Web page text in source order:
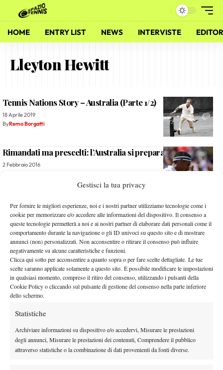
Gestisci la tua privacy
Per fornire le migliori esperienze, noi e i nostri partner utilizziamo tecnologie come i
cookie per memorizzare e/o accedere alle informazioni del dispositivo. Il consenso a
queste tecnologie permetterà a noi e ai nostri partner di elaborare dati personali come il
comportamento durante la navigazione o gli ID univoci su questo sito e di mostrare
annunci (non) personalizzati. Non acconsentire o ritirare il consenso può influire
negativamente su alcune caratteristiche e funzioni.
Clicca qui sotto per acconsentire a quanto sopra o per fare scelte dettagliate. Le tue
scelte saranno applicate solamente a questo sito. È possibile modificare le impostazioni
in qualsiasi momento, compreso il ritiro del consenso, utilizzando i pulsanti della
Cookie Policy o cliccando sul pulsante di gestione del consenso nella parte inferiore
dello schermo.
Statistiche
Archiviare informazioni su dispositivo e/o accedervi, Misurare le prestazioni
degli annunci, Misurare le prestazioni dei contenuti, Comprendere il pubblico
attraverso statistiche o la combinazione di dati provenienti da fonti diverse.
HOME ENTRY LIST NEWS INTERVISTE
Lleyton Hewitt
Tennis Nations Story – Australia (Parte 1/2)
18 Aprile 2019
ByRemo Borgatti
Rimandati ma prescelti: l’Australia si prepara al “boom”
2 Febbraio 2016
By
AUSTRALIAN OPEN, DAY 4: avanzano i big.
21 Gennaio 2016
Redazione
Coppa Davis: Gran Bretagna e Australia a caccia della finale
17 Settembre 2015